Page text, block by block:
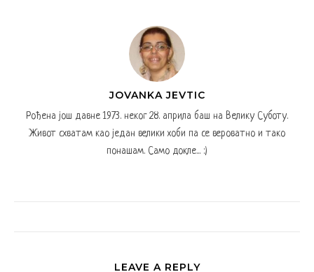
JOVANKA JEVTIC
Рођена још давне 1973. неког 28. априла баш на Велику Суботу.
Живот схватам као један велики хоби па се вероватно и тако
понашам. Само докле... :)
LEAVE A REPLY